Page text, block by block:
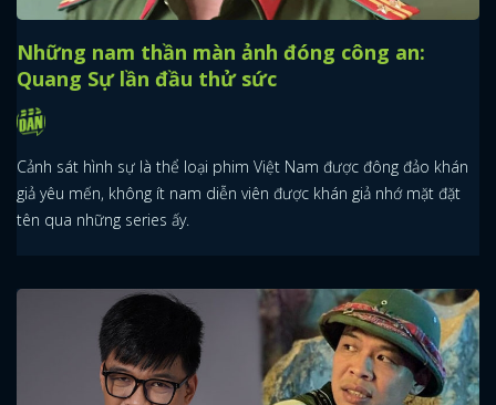
Những nam thần màn ảnh đóng công an:
Quang Sự lần đầu thử sức
Cảnh sát hình sự là thể loại phim Việt Nam được đông đảo khán
giả yêu mến, không ít nam diễn viên được khán giả nhớ mặt đặt
tên qua những series ấy.